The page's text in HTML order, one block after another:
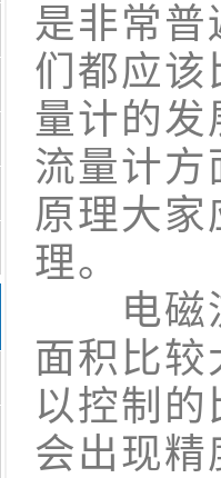
是非常
们都应该
量计的
流量计方
原理大
理。
电磁流
面积比
以控制
会出现